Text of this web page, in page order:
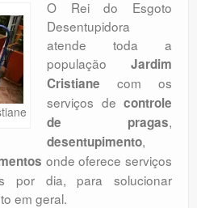
O Rei do Esgoto
Desentupidora
atende toda a
população Jardim
Cristiane com os
serviços de controle
de pragas,
desentupimento,
onde oferece serviços
por dia, para solucionar
em geral.